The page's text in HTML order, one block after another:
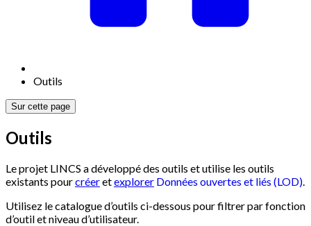
Outils
Sur cette page
Outils
Le projet LINCS a développé des outils et utilise les outils
existants pourcréeretexplorer Données ouvertes et liés (LOD).
Utilisez le catalogue d’outils ci-dessous pour filtrer par fonction
d’outil et niveau d’utilisateur.